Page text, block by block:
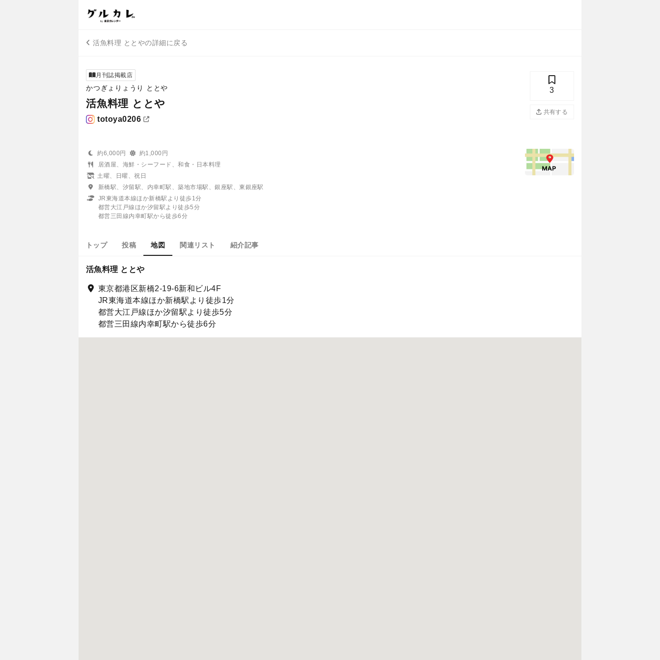
活魚料理 ととやの詳細に戻る
月刊誌掲載店
かつぎょりょうり ととや
活魚料理 ととや
totoya0206
3
共有する
約6,000円
約1,000円
居酒屋、海鮮・シーフード、和食・日本料理
土曜、日曜、祝日
新橋駅、汐留駅、内幸町駅、築地市場駅、銀座駅、東銀座駅
JR東海道本線ほか新橋駅より徒歩1分
都営大江戸線ほか汐留駅より徒歩5分
都営三田線内幸町駅から徒歩6分
トップ 投稿 地図 関連リスト 紹介記事
活魚料理 ととや
東京都港区新橋2-19-6新和ビル4F
JR東海道本線ほか新橋駅より徒歩1分
都営大江戸線ほか汐留駅より徒歩5分
都営三田線内幸町駅から徒歩6分